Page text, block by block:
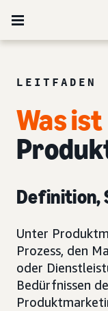
LEITFADEN
Was ist
Definition,
Unter
Prozess, den
oder
Bedürfnissen